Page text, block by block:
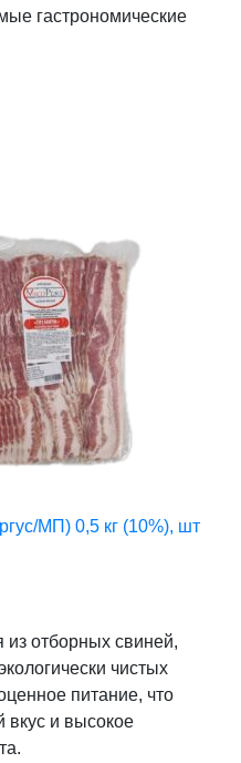
гастрономические
₽.
МП) 0,5 кг (10%), шт
₽.из отборных свиней,
чистых
питание, что
и высокое